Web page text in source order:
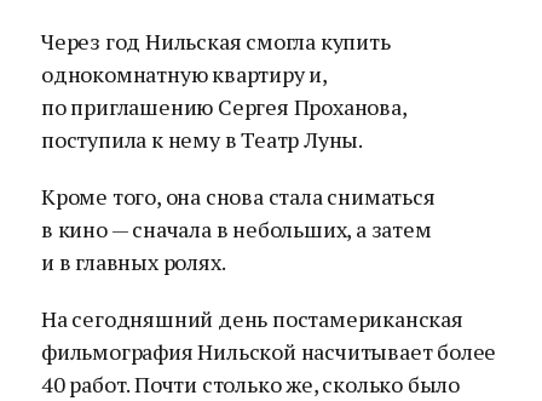
Через год Нильская смогла купить
однокомнатную квартиру и,
по приглашению Сергея Проханова,
поступила к нему в Театр Луны.
Кроме того, она снова стала сниматься
в кино — сначала в небольших, а затем
и в главных ролях.
На сегодняшний день постамериканская
фильмография Нильской насчитывает более
40 работ. Почти столько же, сколько было